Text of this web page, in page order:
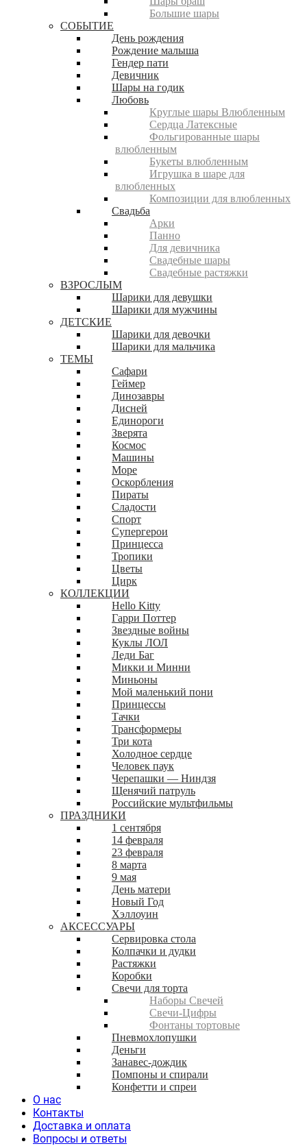
Большие шары
СОБЫТИЕ
День рождения
Рождение малыша
Гендер пати
Девичник
Шары на годик
Любовь
Круглые шары Влюбленным
Сердца Латексные
Фольгированные шары
влюбленным
Букеты влюбленным
Игрушка в шаре для
влюбленных
Композиции для влюбленных
Свадьба
Арки
Панно
Для девичника
Свадебные шары
Свадебные растяжки
ВЗРОСЛЫМ
Шарики для девушки
Шарики для мужчины
ДЕТСКИЕ
Шарики для девочки
Шарики для мальчика
ТЕМЫ
Сафари
Геймер
Динозавры
Дисней
Единороги
Зверята
Космос
Машины
Море
Оскорбления
Пираты
Сладости
Спорт
Супергерои
Принцесса
Тропики
Цветы
Цирк
КОЛЛЕКЦИИ
Hello Kitty
Гарри Поттер
Звездные войны
Куклы ЛОЛ
Леди Баг
Микки и Минни
Миньоны
Мой маленький пони
Принцессы
Тачки
Трансформеры
Три кота
Холодное сердце
Человек паук
Черепашки — Ниндзя
Щенячий патруль
Российские мультфильмы
ПРАЗДНИКИ
1 сентября
14 февраля
23 февраля
8 марта
9 мая
День матери
Новый Год
Хэллоуин
АКСЕССУАРЫ
Сервировка стола
Колпачки и дудки
Растяжки
Коробки
Свечи для торта
Наборы Свечей
Свечи-Цифры
Фонтаны тортовые
Пневмохлопушки
Деньги
Занавес-дождик
Помпоны и спирали
Конфетти и спреи
О нас
Контакты
Доставка и оплата
Вопросы и ответы